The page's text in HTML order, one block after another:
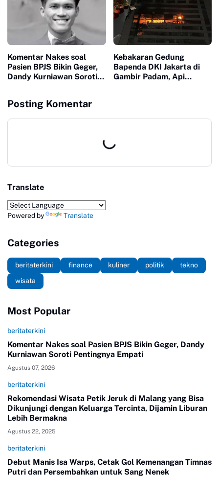
Komentar Nakes soal
Pasien BPJS Bikin Geger,
Dandy Kurniawan Soroti
Kebakaran Gedung
Bapenda DKI Jakarta di
Gambir Padam, Api
Posting Komentar
Translate
Powered by Translate
Categories
beritaterkini finance kuliner politik
tekno
wisata
Most Popular
beritaterkini
Komentar Nakes soal Pasien BPJS Bikin Geger, Dandy
Kurniawan Soroti Pentingnya Empati
Agustus 07, 2026
beritaterkini
Rekomendasi Wisata Petik Jeruk di Malang yang Bisa
Dikunjungi dengan Keluarga Tercinta, Dijamin Liburan
Lebih Bermakna
Agustus 22, 2025
beritaterkini
Debut Manis Isa Warps, Cetak Gol Kemenangan Timnas
Putri dan Persembahkan untuk Sang Nenek